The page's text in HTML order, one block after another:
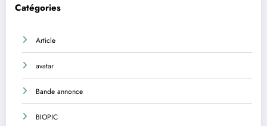
Catégories
Article
avatar
Bande annonce
BIOPIC